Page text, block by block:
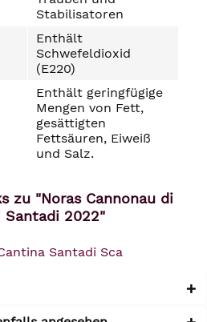
Stabilisatoren
Enthält
Schwefeldioxid
(E220)
Enthält geringfügige
Mengen von Fett,
gesättigten
Fettsäuren, Eiweiß
und Salz.
zu "Noras Cannonau di
Santadi 2022"
Santadi Sca